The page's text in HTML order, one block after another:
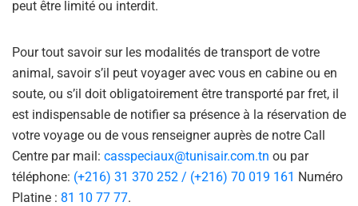
peut être limité ou interdit.
Pour tout savoir sur les modalités de transport de votre
animal, savoir s’il peut voyager avec vous en cabine ou en
soute, ou s’il doit obligatoirement être transporté par fret, il
est indispensable de notifier sa présence à la réservation de
votre voyage ou de vous renseigner auprès de notre Call
Centre par mail: casspeciaux@tunisair.com.tn ou par
téléphone: (+216) 31 370 252 / (+216) 70 019 161 Numéro
Platine : 81 10 77 77.